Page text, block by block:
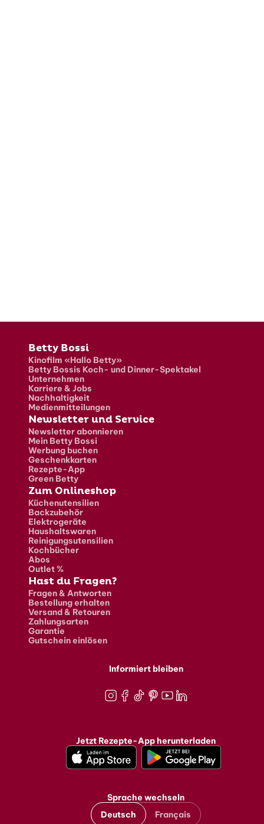
Fusszeile
Betty Bossi
Kinofilm «Hallo Betty»
Betty Bossis Koch- und Dinner-Spektakel
Unternehmen
Karriere & Jobs
Nachhaltigkeit
Medienmitteilungen
Newsletter und Service
Newsletter abonnieren
Mein Betty Bossi
Werbung buchen
Geschenkkarten
Rezepte-App
Green Betty
Zum Onlineshop
Küchenutensilien
Backzubehör
Elektrogeräte
Haushaltswaren
Reinigungsutensilien
Kochbücher
Abos
Outlet %
Hast du Fragen?
Fragen & Antworten
Bestellung erhalten
Versand & Retouren
Zahlungsarten
Garantie
Gutschein einlösen
Informiert bleiben
Jetzt Rezepte-App herunterladen
Sprache wechseln
Deutsch
Français